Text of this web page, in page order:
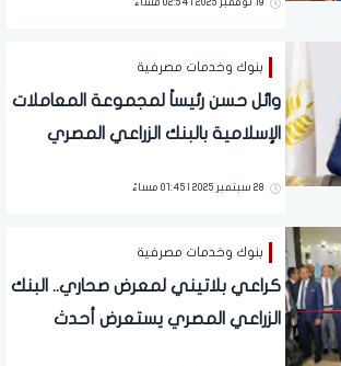
القطاعات الإنتاجية بالمحافظة
19 نوفمبر 2025 | 02:54 مساءً
بنوك وخدمات مصرفية
وائل حسن رئيساً لمجموعة المعاملات
الإسلامية بالبنك الزراعي المصري
28 سبتمبر 2025 | 01:45 مساءً
بنوك وخدمات مصرفية
كراعي بلاتيني لمعرض صحاري.. البنك
الزراعي المصري يستعرض أحدث